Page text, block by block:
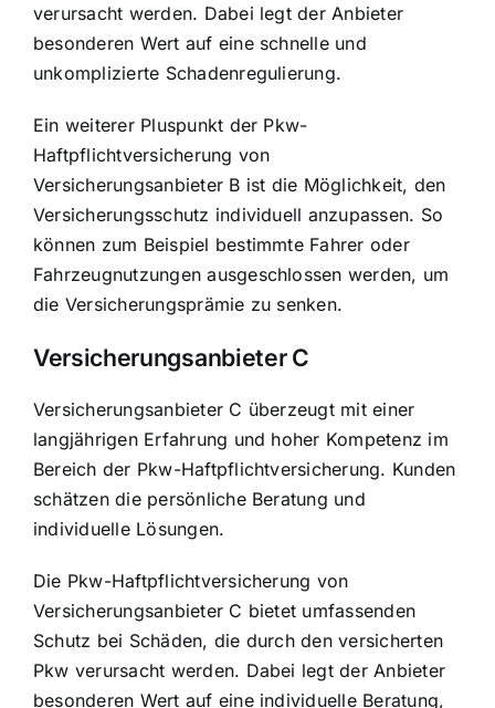
verursacht werden. Dabei legt der Anbieter
besonderen Wert auf eine schnelle und
unkomplizierte Schadenregulierung.
Ein weiterer Pluspunkt der Pkw-
Haftpflichtversicherung von
Versicherungsanbieter B ist die Möglichkeit, den
Versicherungsschutz individuell anzupassen. So
können zum Beispiel bestimmte Fahrer oder
Fahrzeugnutzungen ausgeschlossen werden, um
die Versicherungsprämie zu senken.
Versicherungsanbieter C
Versicherungsanbieter C überzeugt mit einer
langjährigen Erfahrung und hoher Kompetenz im
Bereich der Pkw-Haftpflichtversicherung. Kunden
schätzen die persönliche Beratung und
individuelle Lösungen.
Die Pkw-Haftpflichtversicherung von
Versicherungsanbieter C bietet umfassenden
Schutz bei Schäden, die durch den versicherten
Pkw verursacht werden. Dabei legt der Anbieter
besonderen Wert auf eine individuelle Beratung,